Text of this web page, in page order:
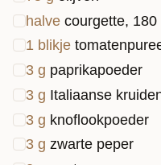
halve courgette, 180
1 blikje
3 g paprikapoeder
3 g Italiaanse
3 g knoflookpoeder
3 g zwarte peper